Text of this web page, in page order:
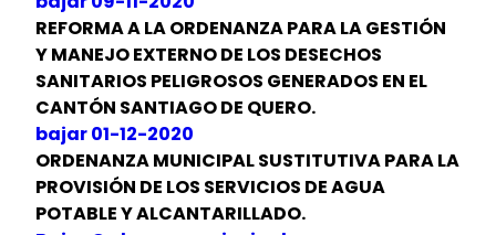
REFORMA A LA ORDENANZA PARA LA GESTIÓN
Y MANEJO EXTERNO DE LOS DESECHOS
SANITARIOS PELIGROSOS GENERADOS EN EL
CANTÓN SANTIAGO DE QUERO.
bajar 01-12-2020
ORDENANZA MUNICIPAL SUSTITUTIVA PARA LA
PROVISIÓN DE LOS SERVICIOS DE AGUA
POTABLE Y ALCANTARILLADO.